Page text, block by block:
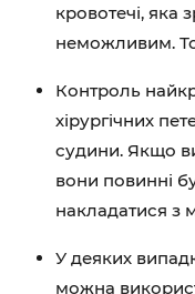
кровотечі, яка
неможливим.
Контроль
хірургічних
судини. Якщо
вони повинні
накладатися з
У деяких
можна